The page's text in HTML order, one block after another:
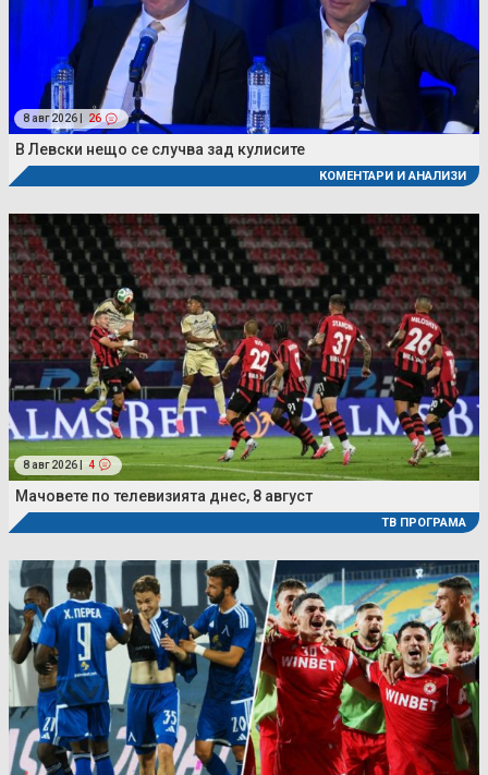
8 авг 2026 | 26
В Левски нещо се случва зад кулисите
КОМЕНТАРИ И АНАЛИЗИ
8 авг 2026 | 4
Мачовете по телевизията днес, 8 август
ТВ ПРОГРАМА